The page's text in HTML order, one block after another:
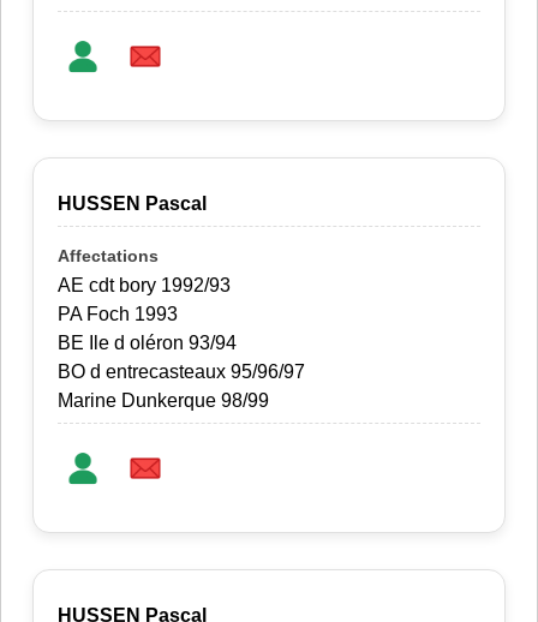
HUSSEN Pascal
AE cdt bory 1992/93
PA Foch 1993
BE Ile d oléron 93/94
BO d entrecasteaux 95/96/97
Marine Dunkerque 98/99
HUSSEN Pascal